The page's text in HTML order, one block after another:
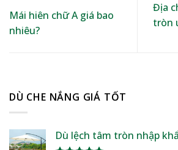
Mái hiên chữ A giá bao
nhiêu?
Địa
tròn
DÙ CHE NẮNG GIÁ TỐT
Dù lệch tâm tròn nhập